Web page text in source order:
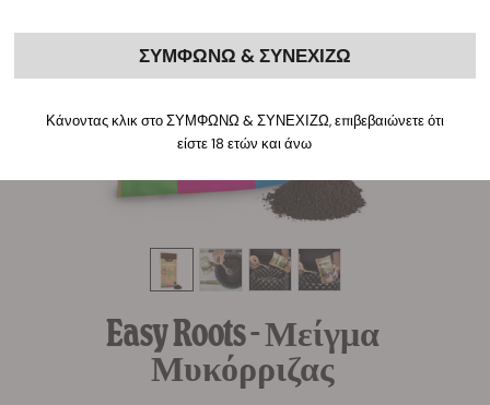
Easy Roots - Μείγμα
Μυκόρριζας
ΣΥΜΦΩΝΩ & ΣΥΝΕΧΙΖΩ
Κάνοντας κλικ στο ΣΥΜΦΩΝΩ & ΣΥΝΕΧΙΖΩ, επιβεβαιώνετε ότι
είστε 18 ετών και άνω